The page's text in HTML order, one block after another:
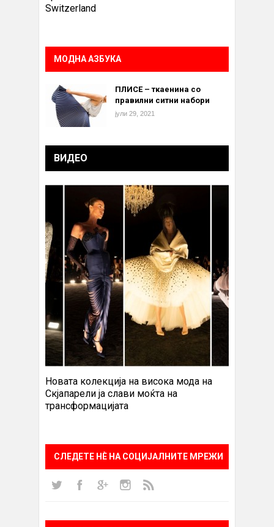
Switzerland
МОДНА АЗБУКА
ПЛИСЕ – ткаенина со
правилни ситни набори
јули 29, 2021
ВИДЕО
Новата колекција на висока мода на
Скјапарели ја слави моќта на
трансформацијата
СЛЕДЕТЕ НÈ НА СОЦИЈАЛНИТЕ МРЕЖИ